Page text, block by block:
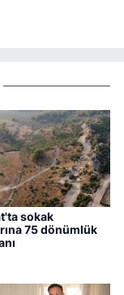
sokak
75 dönümlük